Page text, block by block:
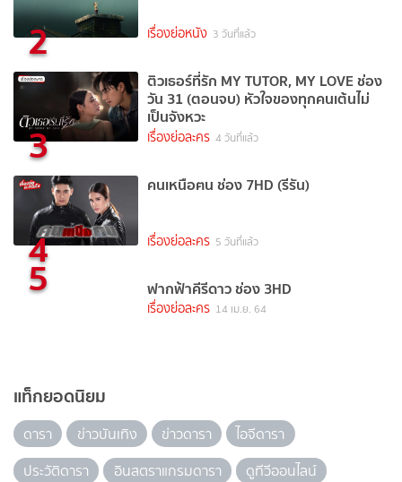
2 เรื่องย่อหนัง 3 วันที่แล้ว
3
ติวเธอร์ที่รัก MY TUTOR, MY LOVE ช่อง
วัน 31 (ตอนจบ) หัวใจของทุกคนเต้นไม่
เป็นจังหวะ
เรื่องย่อละคร 4 วันที่แล้ว
4
คนเหนือฅน ช่อง 7HD (รีรัน)
เรื่องย่อละคร 5 วันที่แล้ว
5 ฟากฟ้าคีรีดาว ช่อง 3HD
เรื่องย่อละคร 14 เม.ย. 64
แท็กยอดนิยม
ดารา ข่าวบันเทิง ข่าวดารา
ไอจีดารา
ประวัติดารา
อินสตราแกรมดารา
ดูทีวีออนไลน์